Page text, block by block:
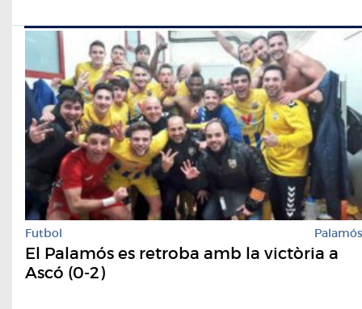
Futbol Palamós
El Palamós es retroba amb la victòria a
Ascó (0-2)